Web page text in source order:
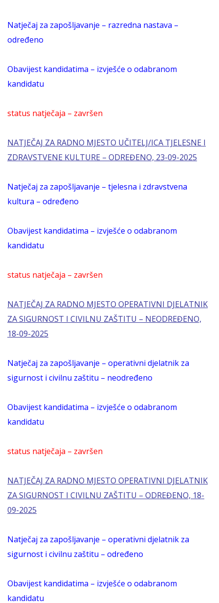
Natječaj za zapošljavanje – razredna nastava –
određeno
Obavijest kandidatima – izvješće o odabranom
kandidatu
status natječaja – završen
NATJEČAJ ZA RADNO MJESTO UČITELJ/ICA TJELESNE I
ZDRAVSTVENE KULTURE – ODREĐENO, 23-09-2025
Natječaj za zapošljavanje – tjelesna i zdravstvena
kultura – određeno
Obavijest kandidatima – izvješće o odabranom
kandidatu
status natječaja – završen
NATJEČAJ ZA RADNO MJESTO OPERATIVNI DJELATNIK
ZA SIGURNOST I CIVILNU ZAŠTITU – NEODREĐENO,
18-09-2025
Natječaj za zapošljavanje – operativni djelatnik za
sigurnost i civilnu zaštitu – neodređeno
Obavijest kandidatima – izvješće o odabranom
kandidatu
status natječaja – završen
NATJEČAJ ZA RADNO MJESTO OPERATIVNI DJELATNIK
ZA SIGURNOST I CIVILNU ZAŠTITU – ODREĐENO, 18-
09-2025
Natječaj za zapošljavanje – operativni djelatnik za
sigurnost i civilnu zaštitu – određeno
Obavijest kandidatima – izvješće o odabranom
kandidatu